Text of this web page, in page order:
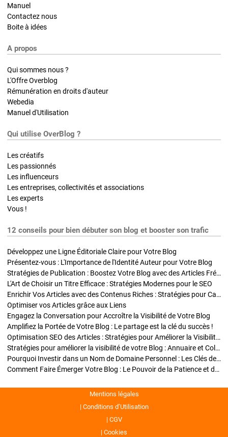
Manuel
Contactez nous
Boite à idées
A propos
Qui sommes nous ?
L'Offre Overblog
Rémunération en droits d'auteur
Webedia
Manuel d'Utilisation
Qui utilise OverBlog ?
Les créatifs
Les passionnés
Les influenceurs
Les entreprises, collectivités et associations
Les experts
Vous !
12 conseils pour bien débuter son blog et booster son trafic
Développez une Ligne Éditoriale Claire pour Votre Blog
Présentez-vous : L'Importance de l'Identité Auteur pour Votre Blog
Stratégies de Publication : Boostez Votre Blog avec des Articles Fréquents et Exclusifs
L'Art de Choisir un Titre Efficace : Stratégies Modernes pour le SEO
Enrichir Vos Articles avec des Contenus Riches : Stratégies pour Captiver et Optimiser
Optimiser vos Articles grâce aux Liens
Engagez la Conversation pour Accroître la Visibilité de Votre Blog
Amplifiez la Portée de Votre Blog : Le partage est la clé du succès !
Optimisation SEO des Articles : Stratégies pour Améliorer la Visibilité de Votre Blog
Stratégies pour améliorer la visibilité de votre Blog : Annuaire et Collaborations
Pourquoi Investir dans un Nom de Domaine Personnel : Les Clés de la Réussite de Votre Blog
Comment Faire Émerger Votre Blog : Le Pouvoir de la Patience et de la Persévérance
Mentions légales
Conditions d’Utilisation
CGV
Cookies